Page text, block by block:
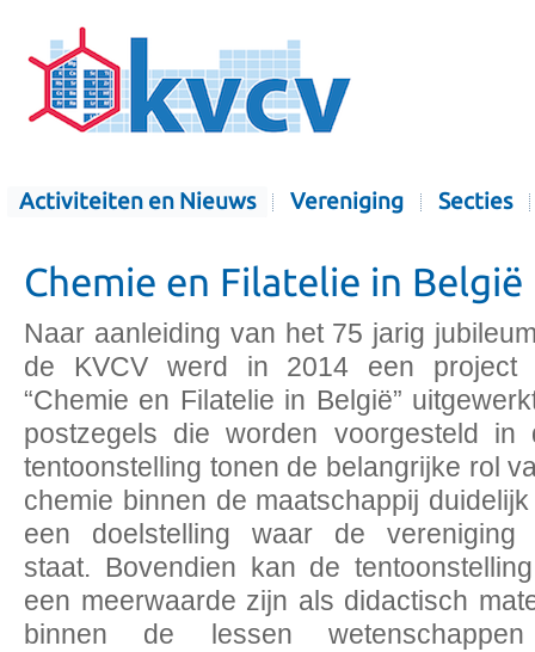
Activiteiten en Nieuws Vereniging Secties
Chemie en Filatelie in België
Naar aanleiding van het 75 jarig
de KVCV werd in 2014 een project
“Chemie en Filatelie in België”
postzegels die worden voorgesteld in
tentoonstelling tonen de belangrijke rol
chemie binnen de maatschappij
een doelstelling waar de vereniging
staat. Bovendien kan de
een meerwaarde zijn als didactisch
binnen de lessen